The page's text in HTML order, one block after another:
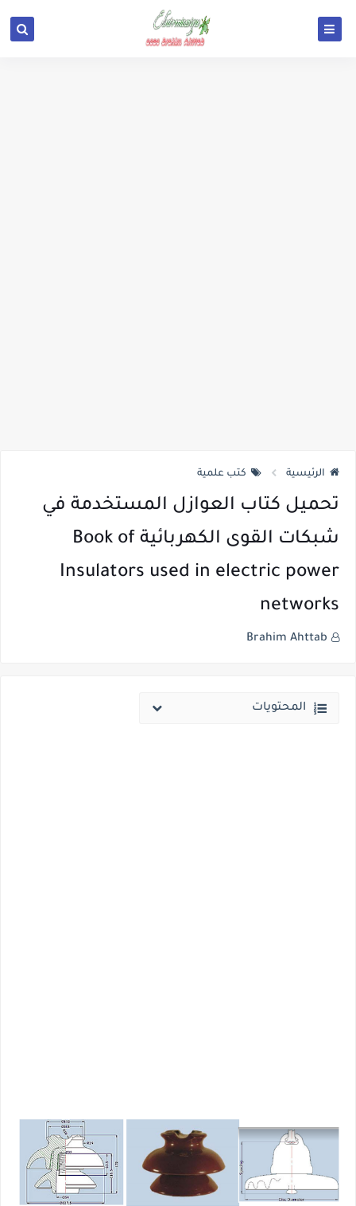
الرئيسية كتب علمية
تحميل كتاب العوازل المستخدمة في
شبكات القوى الكهربائية Book of
Insulators used in electric power
networks
Brahim Ahttab
المحتويات